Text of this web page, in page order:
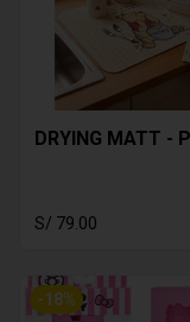
S/ 79.00
-18%